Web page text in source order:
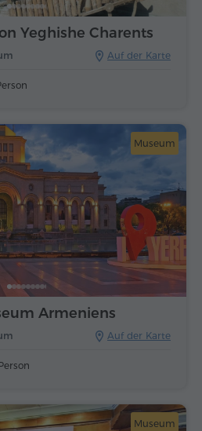
Auf der Karte
Yeghishe Charents
Museum
Auf der Karte
Armeniens
Museum